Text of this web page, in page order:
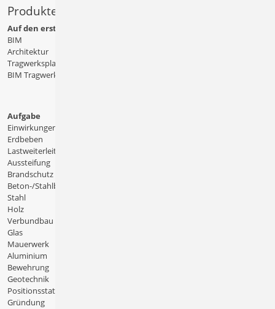
Produkte
Auf den ersten Blick
BIM
Architektur
Tragwerksplanung
BIM Tragwerksplanung
Aufgabe
Einwirkungen
Erdbeben
Lastweiterleitung
Aussteifung
Brandschutz
Beton-/Stahlbeton
Stahl
Holz
Verbundbau
Glas
Mauerwerk
Aluminium
Bewehrung
Geotechnik
Positionsstatik
Gründung